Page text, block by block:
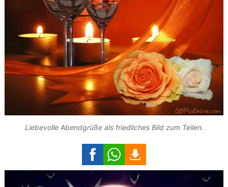
Liebevolle Abendgrüße als friedliches Bild zum Teilen.